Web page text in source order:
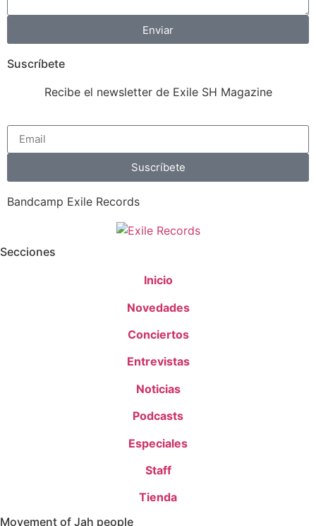
Enviar
Suscríbete
Recibe el newsletter de Exile SH Magazine
Suscríbete
Bandcamp Exile Records
Secciones
Inicio
Novedades
Conciertos
Entrevistas
Noticias
Podcasts
Especiales
Staff
Tienda
Movement of Jah people